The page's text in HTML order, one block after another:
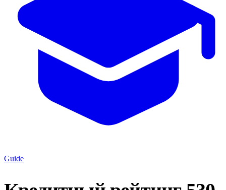
Guide